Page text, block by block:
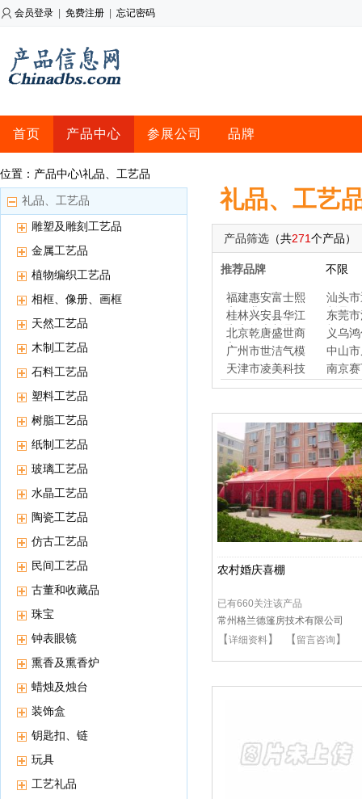
会员登录 免费注册 忘记密码
首页 产品中心 参展公司 品牌
位置：产品中心\礼品、工艺品
礼品、工艺品
雕塑及雕刻工艺品
金属工艺品
植物编织工艺品
相框、像册、画框
天然工艺品
木制工艺品
石料工艺品
塑料工艺品
树脂工艺品
纸制工艺品
玻璃工艺品
水晶工艺品
陶瓷工艺品
仿古工艺品
民间工艺品
古董和收藏品
珠宝
钟表眼镜
熏香及熏香炉
蜡烛及烛台
装饰盒
钥匙扣、链
玩具
工艺礼品
礼品、工艺
产品筛选 （共271个产品）
推荐品牌 不限
福建惠安富士熙
和石业
汕头
制品
桂林兴安县华江
申义竹木制品厂
东莞
灯饰厂
北京乾唐盛世商
贸
义乌
广州市世洁气模
厂
中山
天津市凌美科技
南京
开发
农村婚庆喜棚
已有660关注该产品
常州格兰德篷房技术有限公司
【详细资料】 【 留言咨询 】